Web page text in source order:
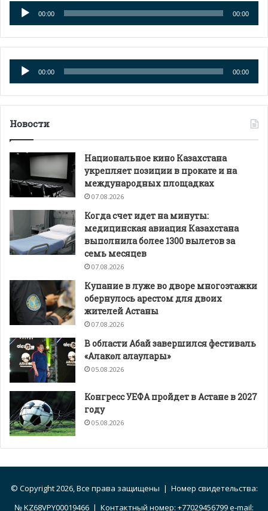
Аудиоплеер
00:00 00:00
Аудиоплеер
00:00 00:00
Новости
Национальное кино Казахстана
укрепляет позиции в прокате и на
международных площадках
07.08.2026
Когда счет идет на минуты:
медицинская авиация Казахстана
выполнила более 1300 вылетов за
семь месяцев
07.08.2026
Купание в луже во дворе многоэтажки
обернулось арестом для двоих
жителей Астаны
07.08.2026
В области Абай завершился фестиваль
«Алакөл алаулары»
05.08.2026
Конгресс УЕФА пройдет в Астане в 2027
году
05.08.2026
© Copyright 2026, Все права защищены | Номер свидетельства:
№ KZ68VPY00019466 | Контактный номер: +77029456799 e-mail: